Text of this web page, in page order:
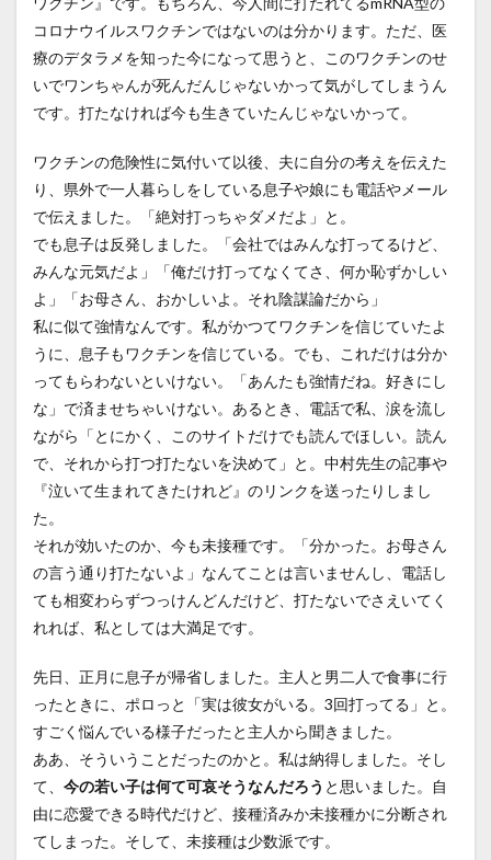
コロナウイルスワクチンではないのは分かります。ただ、医
療のデタラメを知った今になって思うと、このワクチンのせ
いでワンちゃんが死んだんじゃないかって気がしてしまうん
です。打たなければ今も生きていたんじゃないかって。
ワクチンの危険性に気付いて以後、夫に自分の考えを伝えた
り、県外で一人暮らしをしている息子や娘にも電話やメール
で伝えました。「絶対打っちゃダメだよ」と。
でも息子は反発しました。「会社ではみんな打ってるけど、
みんな元気だよ」「俺だけ打ってなくてさ、何か恥ずかしい
よ」「お母さん、おかしいよ。それ陰謀論だから」
私に似て強情なんです。私がかつてワクチンを信じていたよ
うに、息子もワクチンを信じている。でも、これだけは分か
ってもらわないといけない。「あんたも強情だね。好きにし
な」で済ませちゃいけない。あるとき、電話で私、涙を流し
ながら「とにかく、このサイトだけでも読んでほしい。読ん
で、それから打つ打たないを決めて」と。中村先生の記事や
『泣いて生まれてきたけれど』のリンクを送ったりしまし
た。
それが効いたのか、今も未接種です。「分かった。お母さん
の言う通り打たないよ」なんてことは言いませんし、電話し
ても相変わらずつっけんどんだけど、打たないでさえいてく
れれば、私としては大満足です。
先日、正月に息子が帰省しました。主人と男二人で食事に行
ったときに、ポロっと「実は彼女がいる。3回打ってる」と。
すごく悩んでいる様子だったと主人から聞きました。
ああ、そういうことだったのかと。私は納得しました。そし
て、 今の若い子は何て可哀そうなんだろう と思いました。自
由に恋愛できる時代だけど、接種済みか未接種かに分断され
てしまった。そして、未接種は少数派です。